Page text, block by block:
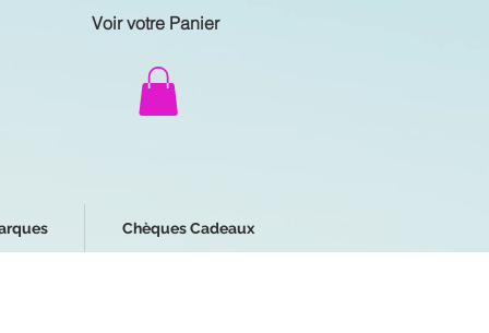
Voir votre Panier
Chèques Cadeaux